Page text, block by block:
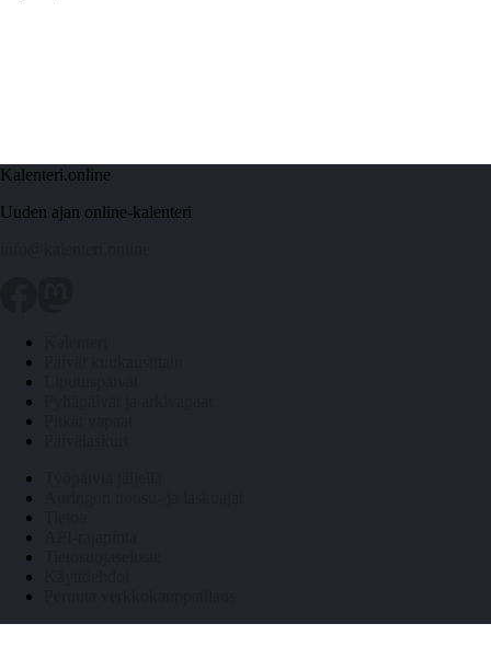
Kalenteri.online
Uuden ajan online-kalenteri